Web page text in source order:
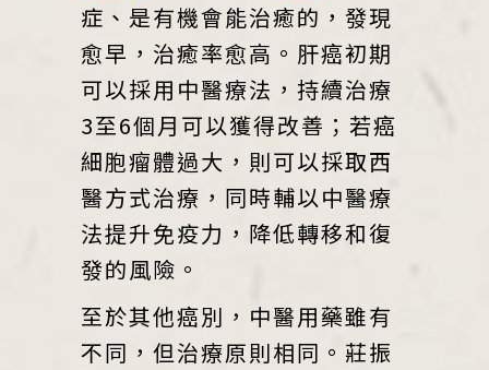
症、是有機會能治癒的，發現
愈早，治癒率愈高。肝癌初期
可以採用中醫療法，持續治療
3至6個月可以獲得改善；若癌
細胞瘤體過大，則可以採取西
醫方式治療，同時輔以中醫療
法提升免疫力，降低轉移和復
發的風險。
至於其他癌別，中醫用藥雖有
不同，但治療原則相同。莊振